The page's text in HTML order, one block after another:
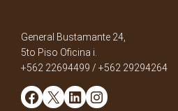
General Bustamante 24,
5to Piso Oficina i.
+562 22694499 / +562 29294264